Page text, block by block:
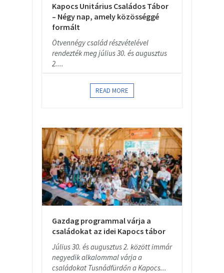
Kapocs Unitárius Családos Tábor
– Négy nap, amely közösséggé
formált
Ötvennégy család részvételével
rendezték meg július 30. és augusztus
2....
READ MORE
Gazdag programmal várja a
családokat az idei Kapocs tábor
Július 30. és augusztus 2. között immár
negyedik alkalommal várja a
családokat Tusnádfürdőn a Kapocs...